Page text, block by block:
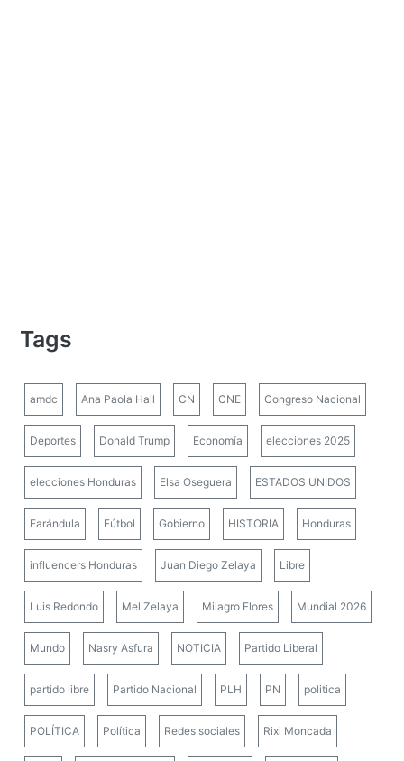
Tags
amdc Ana Paola Hall CN CNE Congreso Nacional
Deportes Donald Trump Economía elecciones 2025
elecciones Honduras Elsa Oseguera ESTADOS UNIDOS
Farándula Fútbol Gobierno HISTORIA Honduras
influencers Honduras Juan Diego Zelaya Libre
Luis Redondo Mel Zelaya Milagro Flores Mundial 2026
Mundo Nasry Asfura NOTICIA Partido Liberal
partido libre Partido Nacional PLH PN politica
POLÍTICA Política Redes sociales Rixi Moncada